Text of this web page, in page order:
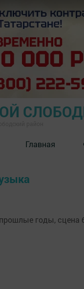
Главная
годы, сцена